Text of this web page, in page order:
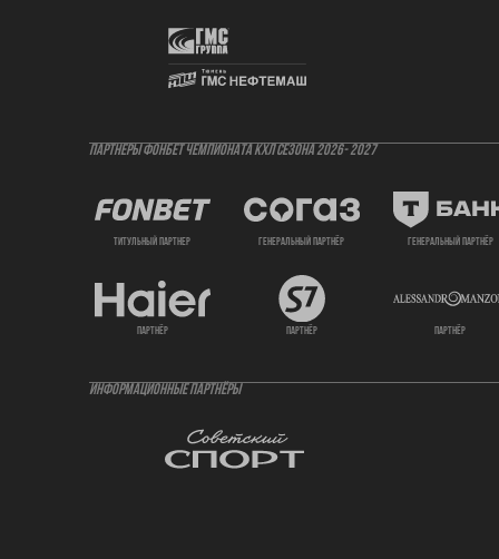
ПАРТНЕРЫ ФОНБЕТ ЧЕМПИОНАТА КХЛ СЕЗОНА 2026- 2027
титульный партнер генеральный партнёр генеральный партнёр
партнёр партнёр партнёр
ИНФОРМАЦИОННЫЕ ПАРТНЁРЫ